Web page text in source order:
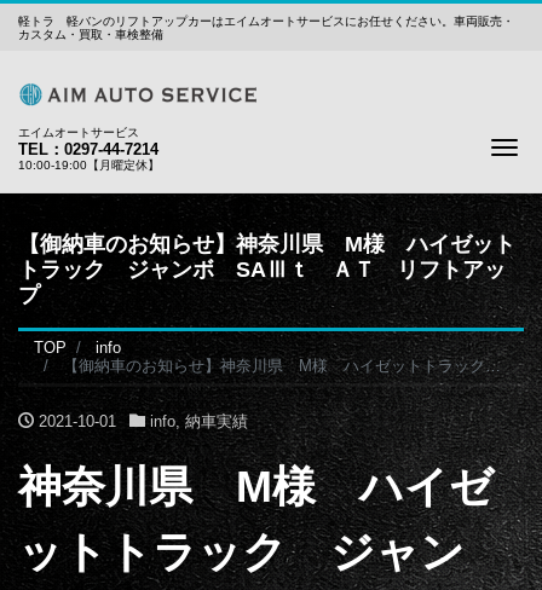
軽トラ 軽バンのリフトアップカーはエイムオートサービスにお任せください。車両販売・
カスタム・買取・車検整備
エイムオートサービス
TEL：0297-44-7214
10:00-19:00【月曜定休】
【御納車のお知らせ】神奈川県 M様 ハイゼット
トラック ジャンボ SAⅢｔ ＡＴ リフトアッ
プ
TOP
info
【御納車のお知らせ】神奈川県 M様 ハイゼットトラック ジャンボ SAⅢｔ ＡＴ リフトアップ
2021-10-01 info, 納車実績
神奈川県 M様 ハイゼ
ットトラック ジャン